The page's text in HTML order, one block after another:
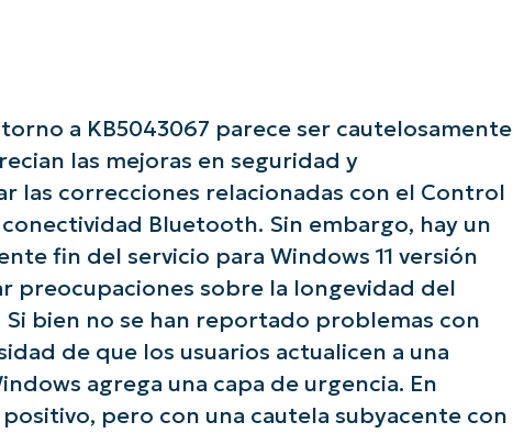
a KB5043067 parece ser cautelosamente
las mejoras en seguridad y
las correcciones relacionadas con el Control
Bluetooth. Sin embargo, hay un
fin del servicio para Windows 11 versión
preocupaciones sobre la longevidad del
bien no se han reportado problemas con
de que los usuarios actualicen a una
agrega una capa de urgencia. En
pero con una cautela subyacente con